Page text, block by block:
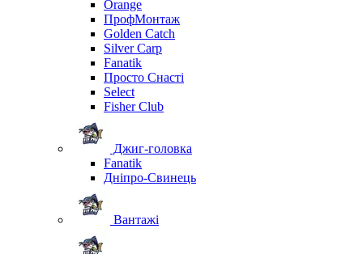
Orange
ПрофМонтаж
Golden Catch
Silver Carp
Fanatik
Просто Снасті
Select
Fisher Club
Джиг-головка
Fanatik
Дніпро-Свинець
Вантажі